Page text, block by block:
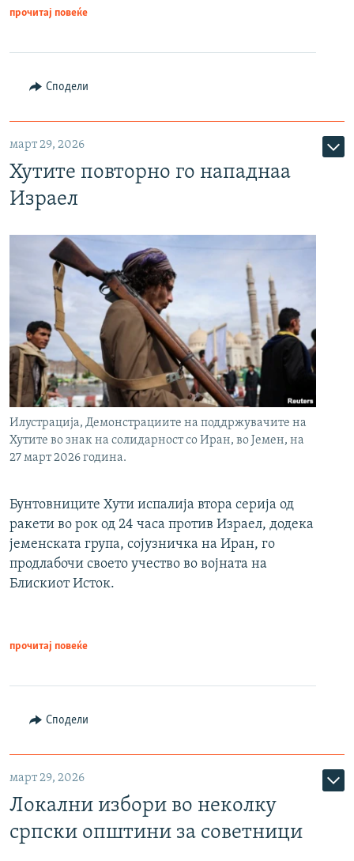
прочитај повеќе
Сподели
март 29, 2026
Хутите повторно го нападнаа
Израел
Илустрација, Демонстрациите на поддржувачите на
Хутите во знак на солидарност со Иран, во Јемен, на
27 март 2026 година.
Бунтовниците Хути испалија втора серија од
ракети во рок од 24 часа против Израел, додека
јеменската група, сојузничка на Иран, го
продлабочи своето учество во војната на
Блискиот Исток.
прочитај повеќе
Сподели
март 29, 2026
Локални избори во неколку
српски општини за советници